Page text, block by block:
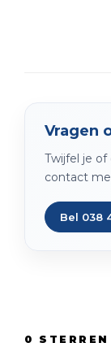
Vragen
Twijfel je
contact
Bel 038
0